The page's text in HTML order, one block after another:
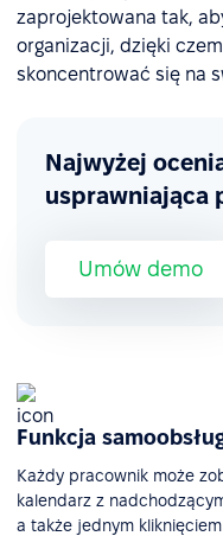
zaprojektowana tak,
organizacji, dzięki
skoncentrować się na
Najwyżej
usprawniająca
Umów demo
Funkcja
Każdy pracownik może
kalendarz z
a także jednym